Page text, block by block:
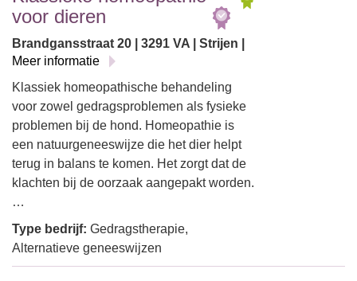
voor dieren
Brandgansstraat 20 | 3291 VA | Strijen |
Meer informatie
Klassiek homeopathische behandeling
voor zowel gedragsproblemen als fysieke
problemen bij de hond. Homeopathie is
een natuurgeneeswijze die het dier helpt
terug in balans te komen. Het zorgt dat de
klachten bij de oorzaak aangepakt worden.
…
Type bedrijf: Gedragstherapie,
Alternatieve geneeswijzen